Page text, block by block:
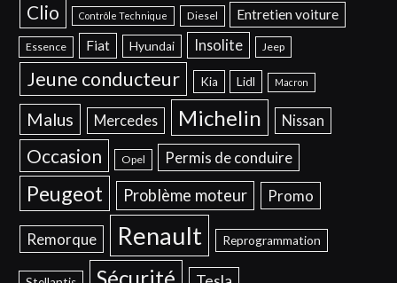
Clio Contrôle Technique Diesel Entretien voiture
Essence Fiat Hyundai Insolite Jeep
Jeune conducteur Kia Lidl Macron
Malus Mercedes Michelin Nissan
Occasion Opel Permis de conduire
Peugeot Problème moteur Promo
Remorque Renault Reprogrammation